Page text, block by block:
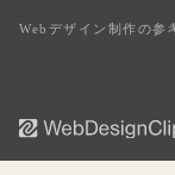
Webデザイン制作の参